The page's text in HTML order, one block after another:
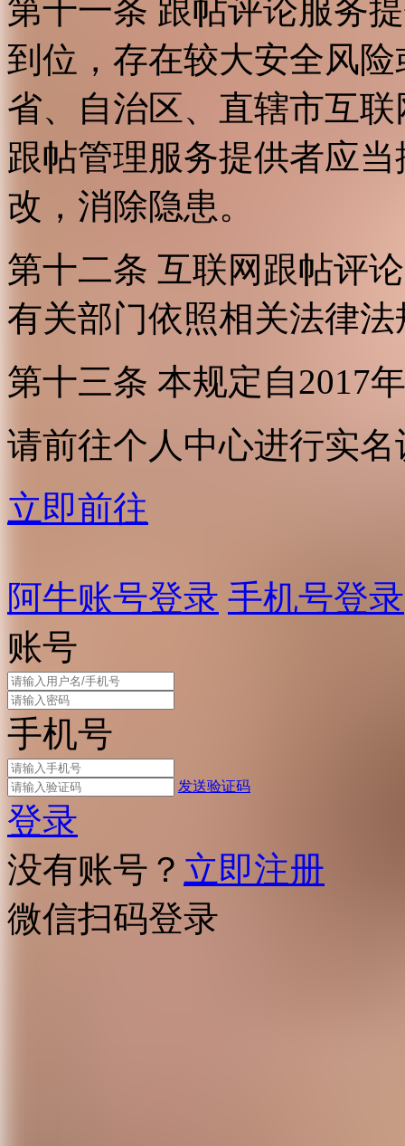
第十一条 跟帖评论服务
到位，存在较大安全风
省、自治区、直辖市互
跟帖管理服务提供者应
改，消除隐患。
第十二条 互联网跟帖评
有关部门依照相关法律
第十三条 本规定自2017
请前往个人中心进行实名
立即前往
阿牛账号登录 手机号登录
账号
手机号
发送验证码
登录
没有账号？ 立即注册
微信扫码登录